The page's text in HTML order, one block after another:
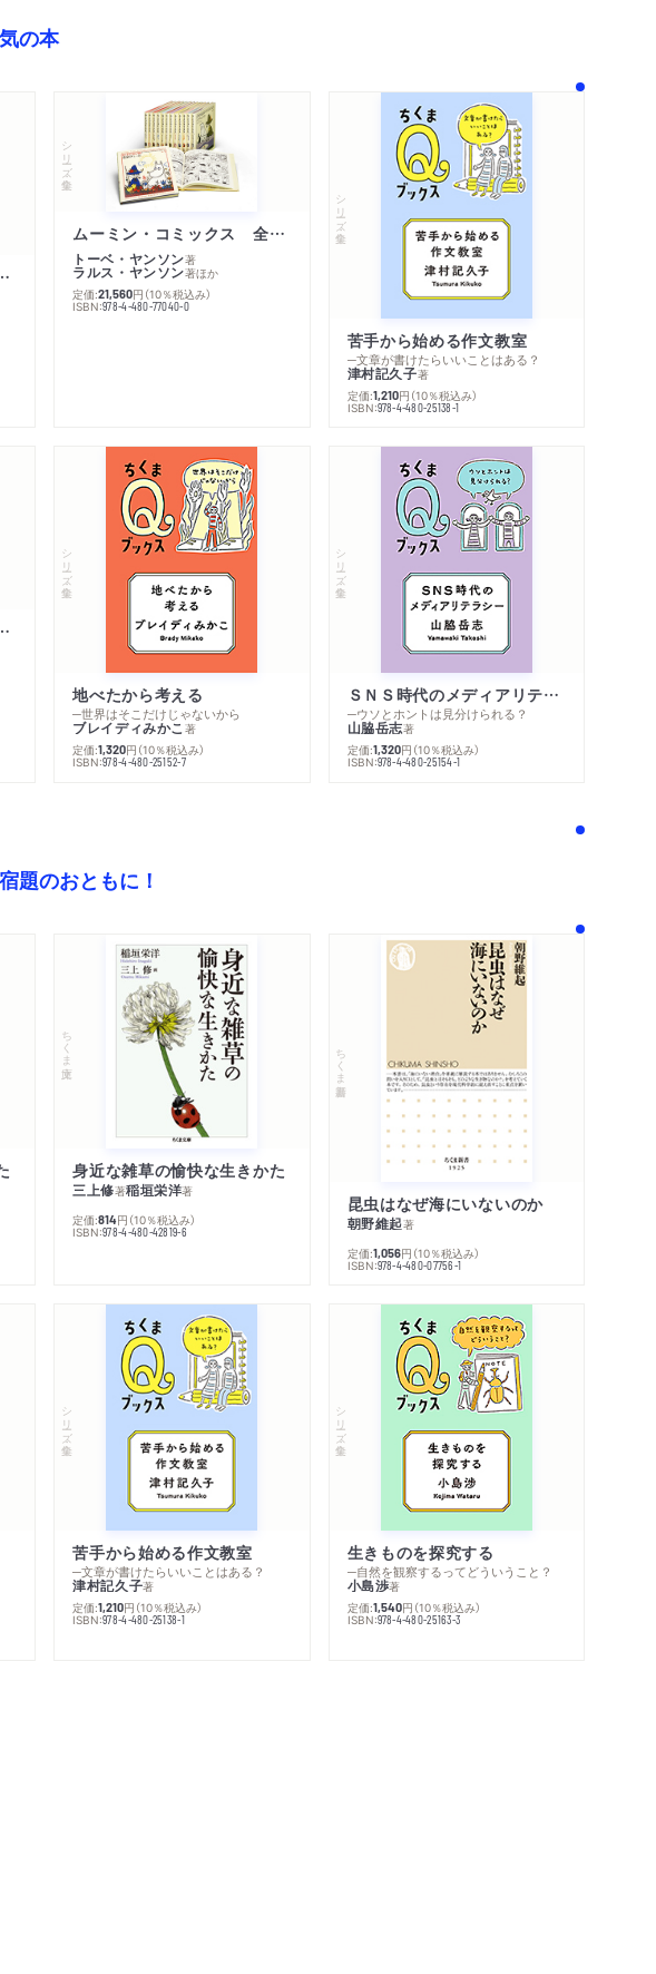
の本
黄金のしっぽ
シリーズ・全集
ムーミン・コミックス 全１４巻セット
トーベ・ヤンソン著
ラルス・ヤンソン著ほか
定価:21,560円 （10％税込み）
ISBN:978-4-480-77040-0
シリーズ・全集
苦手から始める作文教室
─文章が書けたらいいことはある？
津村記久子著
定価:1,210円 （10％税込み）
ISBN:978-4-480-25138-1
こがれの遠い土地
シリーズ・全集
地べたから考える
─世界はそこだけじゃないから
ブレイディみかこ著
定価:1,320円 （10％税込み）
ISBN:978-4-480-25152-7
シリーズ・全集
ＳＮＳ時代のメディアリテラシー
─ウソとホントは見分けられる？
山脇岳志著
定価:1,320円 （10％税込み）
ISBN:978-4-480-25154-1
題のおともに！
ちくま文庫
身近な雑草の愉快な生きかた
三上修著稲垣栄洋著
定価:814円 （10％税込み）
ISBN:978-4-480-42819-6
ちくま新書
昆虫はなぜ海にいないのか
朝野維起著
定価:1,056円 （10％税込み）
ISBN:978-4-480-07756-1
シリーズ・全集
苦手から始める作文教室
─文章が書けたらいいことはある？
津村記久子著
定価:1,210円 （10％税込み）
ISBN:978-4-480-25138-1
シリーズ・全集
生きものを探究する
─自然を観察するってどういうこと？
小島渉著
定価:1,540円 （10％税込み）
ISBN:978-4-480-25163-3